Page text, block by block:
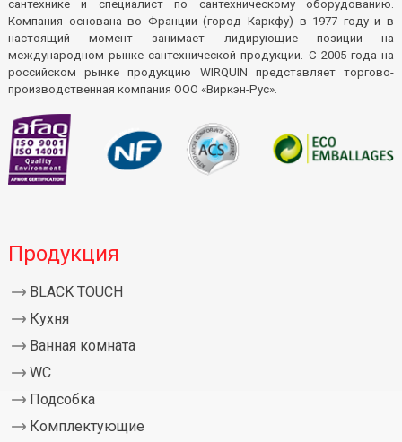
сантехнике и специалист по сантехническому оборудованию.
Компания основана во Франции (город Каркфу) в 1977 году и в
настоящий момент занимает лидирующие позиции на
международном рынке сантехнической продукции. С 2005 года на
российском рынке продукцию WIRQUIN представляет торгово-
производственная компания ООО «Виркэн-Рус».
Продукция
BLACK TOUCH
Кухня
Ванная комната
WC
Подсобка
Комплектующие